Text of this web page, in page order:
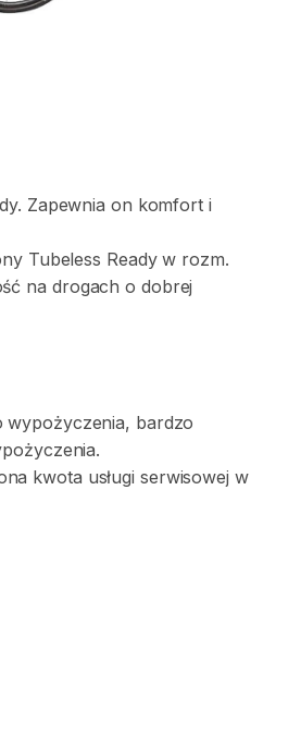
Zapewnia on komfort i
Tubeless Ready w rozm.
na drogach o dobrej
wypożyczenia​​​,​ bardzo
kwota usługi serwisowej w